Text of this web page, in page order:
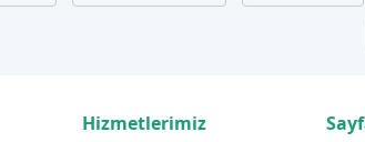
Hizmetlerimiz